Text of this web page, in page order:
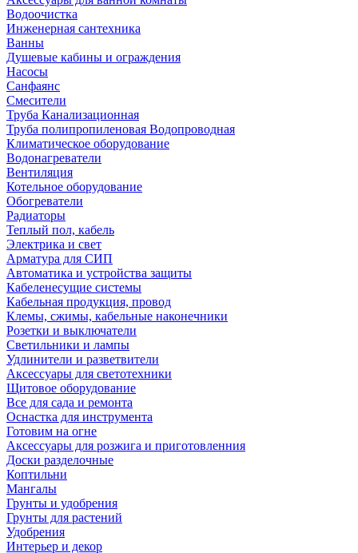
Водоочистка
Инженерная сантехника
Ванны
Душевые кабины и ограждения
Насосы
Санфаянс
Смесители
Труба Канализационная
Труба полипропиленовая Водопроводная
Климатическое оборудование
Водонагреватели
Вентиляция
Котельное оборудование
Обогреватели
Радиаторы
Теплый пол, кабель
Электрика и свет
Арматура для СИП
Автоматика и устройства защиты
Кабеленесущие системы
Кабельная продукция, провод
Клемы, сжимы, кабельные наконечники
Розетки и выключатели
Светильники и лампы
Удлинители и разветвители
Аксессуары для светотехники
Щитовое оборудование
Все для сада и ремонта
Оснастка для инструмента
Готовим на огне
Аксессуары для розжига и приготовленния
Доски разделочные
Коптильни
Мангалы
Грунты и удобрения
Грунты для растений
Удобрения
Интерьер и декор